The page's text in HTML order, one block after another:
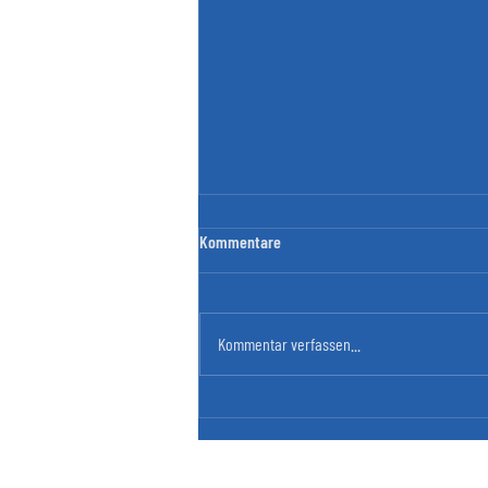
Coworking-online-FUN
Kommentare
Kommentar verfassen...